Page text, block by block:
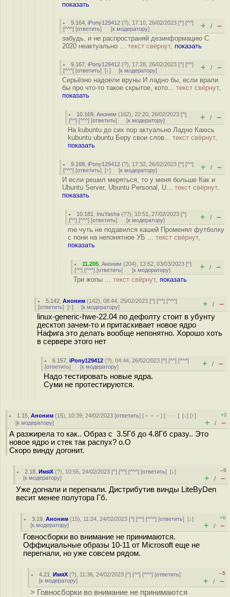
показать
9.164 ,iPony129412 (?), 17:10, 26/02/2023 [^] [^^]
[^^^] [ответить] [к модератору] + / –
забудь, и не распространяй дезинформацию С
2020 неактуально ... текст свёрнут, показать
9.167 ,iPony129412 (?), 17:28, 26/02/2023 [^] [^^]
[^^^] [ответить] [↓] [к модератору] + / –
Серьёзно надоели вруны И ладно бы, если врали
бы про что-то такое скрытое, кото... текст свёрнут,
показать
10.169 ,Аноним (162), 22:20, 26/02/2023 [^]
[^^] [^^^] [ответить] [к модератору] + / –
На kubuntu до сих пор актуально Ладно Каюсь
kubuntu ubuntu Беру свои слов... текст свёрнут,
показать
9.168 ,iPony129412 (?), 17:32, 26/02/2023 [^] [^^]
[^^^] [ответить] [↑] [к модератору] + / –
И если решил меряться, то у меня больше Как и
Ubuntu Server, Ubuntu Personal, U... текст свёрнут,
показать
10.181 InuYasha (??), 10:51, 27/02/2023 [^]
[^^] [^^^] [ответить] [к модератору] + / –
me чуть не подавился кашей Променял футболку
с пони на непонятное УБ ... текст свёрнут,
показать
11.205 ,Аноним (204), 13:52, 03/03/2023 [^]
[^^] [^^^] [ответить] [к модератору] + / –
Три жопы ... текст свёрнут, показать
5.142 ,Аноним (142), 08:44, 25/02/2023 [^] [^^] [^^^]
[ответить] [↑] [к модератору] + / –
linux-generic-hwe-22.04 по дефолту стоит в убунту
десктоп зачем-то и притаскивает новое ядро
Нафига это делать вообще непонятно. Хорошо хоть
в сервере этого нет
6.157 ,iPony129412 (?), 04:44, 26/02/2023 [^] [^^] [^^^]
[ответить] [к модератору] + / –
Надо тестировать новые ядра.
Суми не протестируются.
1.15 ,Аноним (15), 10:39, 24/02/2023 [ответить] [ ﹢﹢﹢] [ · · ·][↓] [↑]
[к модератору]
+2
+ / –
А разжирела то как.. Образ с 3.5Гб до 4.8Гб сразу.. Это
новое ядро и стек так распух? o.O
Скоро винду догонит.
2.18 ,ИмяХ (?), 10:55, 24/02/2023 [^] [^^] [^^^] [ответить][↓]
[к модератору]
–5
+ / –
Уже догнали и перегнали. Дистрибутив винды LiteByDen
весит менее полутора Гб.
3.19 ,Аноним (15), 11:24, 24/02/2023 [^] [^^] [^^^] [ответить][↓]
[к модератору]
+6
+ / –
Говносборки во внимание не принимаются.
Оффициальные образы 10-11 от Microsoft еще не
перегнали, но уже совсем рядом.
4.21 ,ИмяХ (?), 11:36, 24/02/2023 [^] [^^] [^^^] [ответить]
[к модератору]
–5
+ / –
> Говносборки во внимание не принимаются